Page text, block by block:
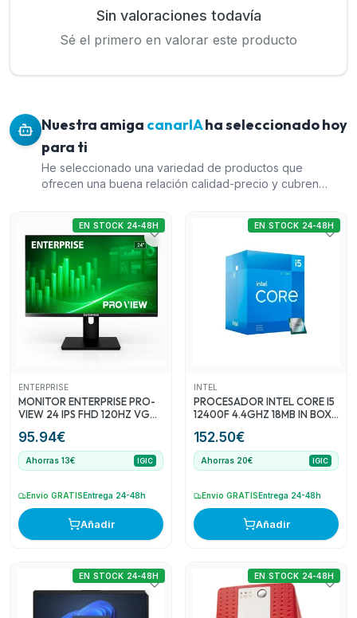
Sin valoraciones todavía
Sé el primero en valorar este producto
Nuestra amiga canarIAha seleccionado hoy
para ti
He seleccionado una variedad de productos que
ofrecen una buena relación calidad-precio y cubren
ENTERPRISE PRO-VIEW 24 IPS ofrece características
avanzadas a un precio competitivo. El PROCESADOR
INTEL CORE I5 12400F es una excelente opción para
mejorar el rendimiento de equipos de escritorio. El
PORTATIL HP 255R G10, con un procesador Ryzen 7,
proporciona un buen balance entre rendimiento y costo
para usuarios móviles. Finalmente, la UPS SALICRU 700VA
asegura protección contra interrupciones eléctricas,
complementando bien cualquiera de los dispositivos
ENTERPRISE
MONITOR ENTERPRISE PRO-
VIEW 24 IPS FHD 120HZ VGA
ERGONOMICO MULTIMEDIA
VESA ULTRA THIN BORDER
FREE 3YR GAR
95.94€
EN STOCK 24-48H
Ahorras 13€ IGIC
Envío GRATISEntrega 24-48h
Añadir
INTEL
PROCESADOR INTEL CORE I5
12400F 4.4GHZ 18MB IN BOX
152.50€
EN STOCK 24-48H
Ahorras 20€ IGIC
Envío GRATISEntrega 24-48h
Añadir
EN STOCK 24-48H EN STOCK 24-48H